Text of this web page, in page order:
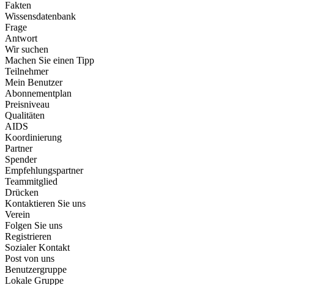
Fakten
Wissensdatenbank
Frage
Antwort
Wir suchen
Machen Sie einen Tipp
Teilnehmer
Mein Benutzer
Abonnementplan
Preisniveau
Qualitäten
AIDS
Koordinierung
Partner
Spender
Empfehlungspartner
Teammitglied
Drücken
Kontaktieren Sie uns
Verein
Folgen Sie uns
Registrieren
Sozialer Kontakt
Post von uns
Benutzergruppe
Lokale Gruppe